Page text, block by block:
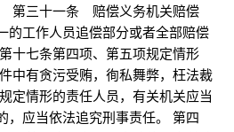
三十一条 赔偿义务机关赔偿
的工作人员追偿部分或者全部赔偿
七条第四项、第五项规定情形
有贪污受贿，徇私舞弊，枉法裁
情形的责任人员，有关机关应当
，应当依法追究刑事责任。 第四